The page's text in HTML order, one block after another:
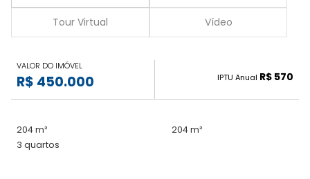
Tour Virtual Vídeo
VALOR DO IMÓVEL
R$ 450.000 IPTU Anual R$ 570
204 m²
204 m²
3 quartos